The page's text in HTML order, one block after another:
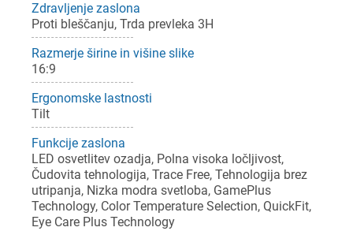
Zdravljenje zaslona
Proti bleščanju, Trda prevleka 3H
Razmerje širine in višine slike
16:9
Ergonomske lastnosti
Tilt
Funkcije zaslona
LED osvetlitev ozadja, Polna visoka ločljivost,
Čudovita tehnologija, Trace Free, Tehnologija brez
utripanja, Nizka modra svetloba, GamePlus
Technology, Color Temperature Selection, QuickFit,
Eye Care Plus Technology